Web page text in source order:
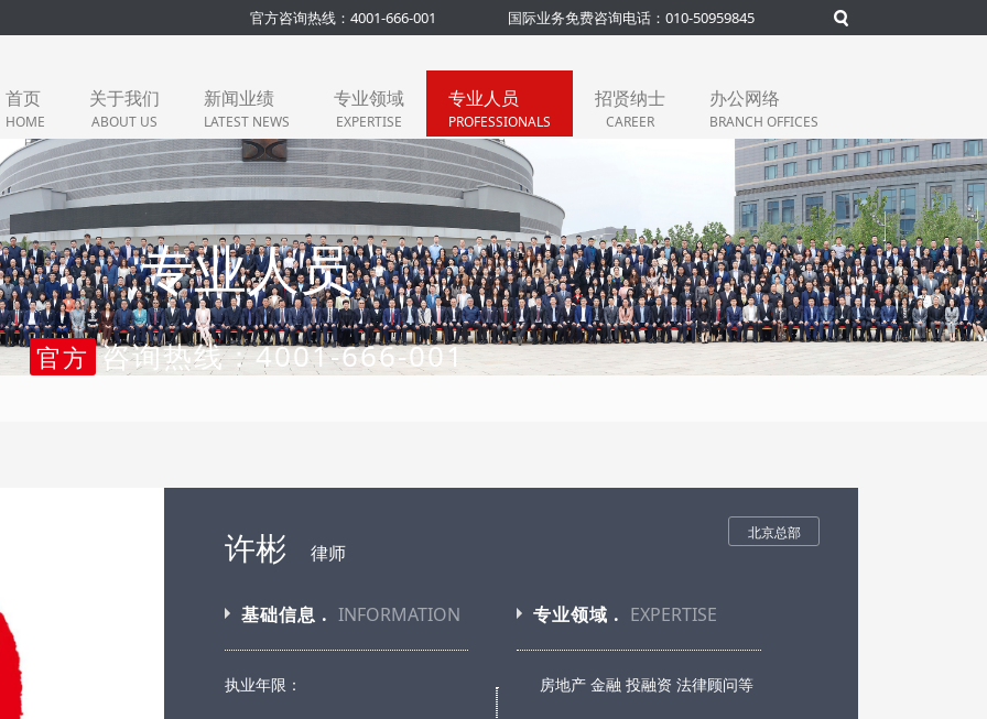
官方咨询热线：4001-666-001 国际业务免费咨询电话：010-50959845
首页
HOME
关于我们
ABOUT US
新闻业绩
LATEST NEWS
专业领域
EXPERTISE
专业人员
PROFESSIONALS
招贤纳士
CAREER
办公网络
BRANCH OFFICES
专业人员
官方 咨询热线：4001-666-001
许彬 律师
北京总部
基础信息 . INFORMATION 专业领域 . EXPERTISE
执业年限： 房地产 金融 投融资 法律顾问等